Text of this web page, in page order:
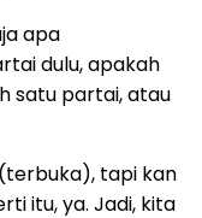
apa
dulu, apakah
satu partai, atau
tapi kan
itu, ya. Jadi, kita